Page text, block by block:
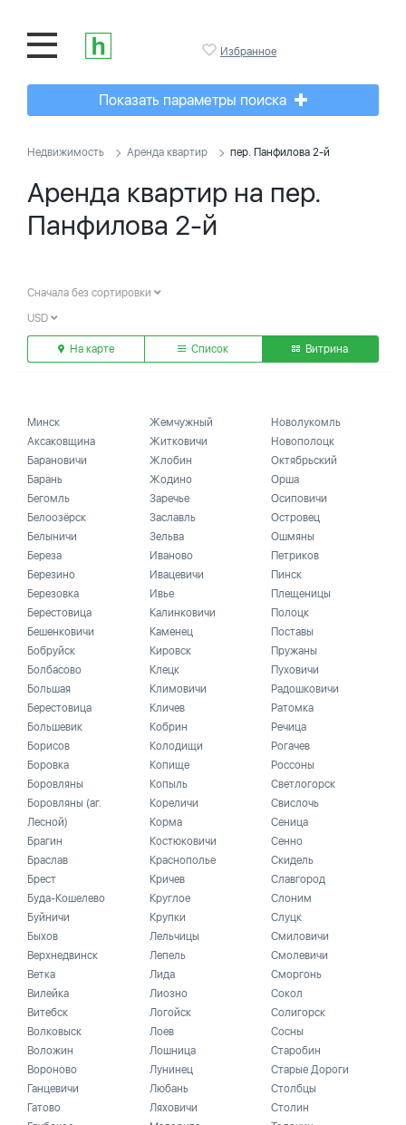
Избранное
Показать параметры поиска
Недвижимость Аренда квартир пер. Панфилова 2-й
Аренда квартир на пер.
Панфилова 2-й
Сначала без сортировки
USD
На карте Список Витрина
Минск
Аксаковщина
Барановичи
Барань
Бегомль
Белоозёрск
Белыничи
Береза
Березино
Березовка
Берестовица
Бешенковичи
Бобруйск
Болбасово
Большая
Берестовица
Большевик
Борисов
Боровка
Боровляны
Боровляны (аг.
Лесной)
Брагин
Браслав
Брест
Буда-Кошелево
Буйничи
Быхов
Верхнедвинск
Ветка
Вилейка
Витебск
Волковыск
Воложин
Вороново
Ганцевичи
Гатово
Жемчужный
Житковичи
Жлобин
Жодино
Заречье
Заславль
Зельва
Иваново
Ивацевичи
Ивье
Калинковичи
Каменец
Кировск
Клецк
Климовичи
Кличев
Кобрин
Колодищи
Копище
Копыль
Кореличи
Корма
Костюковичи
Краснополье
Кричев
Круглое
Крупки
Лельчицы
Лепель
Лида
Лиозно
Логойск
Лоев
Лошница
Лунинец
Любань
Ляховичи
Новолукомль
Новополоцк
Октябрьский
Орша
Осиповичи
Островец
Ошмяны
Петриков
Пинск
Плещеницы
Полоцк
Поставы
Пружаны
Пуховичи
Радошковичи
Ратомка
Речица
Рогачев
Россоны
Светлогорск
Свислочь
Сеница
Сенно
Скидель
Славгород
Слоним
Слуцк
Смиловичи
Смолевичи
Сморгонь
Сокол
Солигорск
Сосны
Старобин
Старые Дороги
Столбцы
Столин